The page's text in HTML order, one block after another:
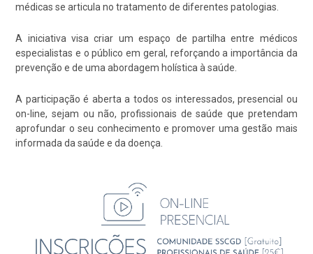
médicas se articula no tratamento de diferentes patologias.
A iniciativa visa criar um espaço de partilha entre médicos
especialistas e o público em geral, reforçando a importância da
prevenção e de uma abordagem holística à saúde.
A participação é aberta a todos os interessados, presencial ou
on-line, sejam ou não, profissionais de saúde que pretendam
aprofundar o seu conhecimento e promover uma gestão mais
informada da saúde e da doença.